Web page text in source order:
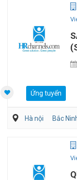
Ứng tuyển
Hà nội Bắc